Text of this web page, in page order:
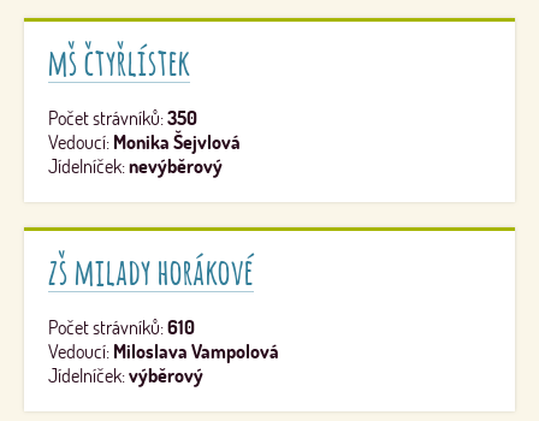
mš čtyřlístek
Počet strávníků:350
Vedoucí: Monika Šejvlová
Jídelníček:nevýběrový
zš milady horákové
Počet strávníků:610
Vedoucí: Miloslava Vampolová
Jídelníček:výběrový